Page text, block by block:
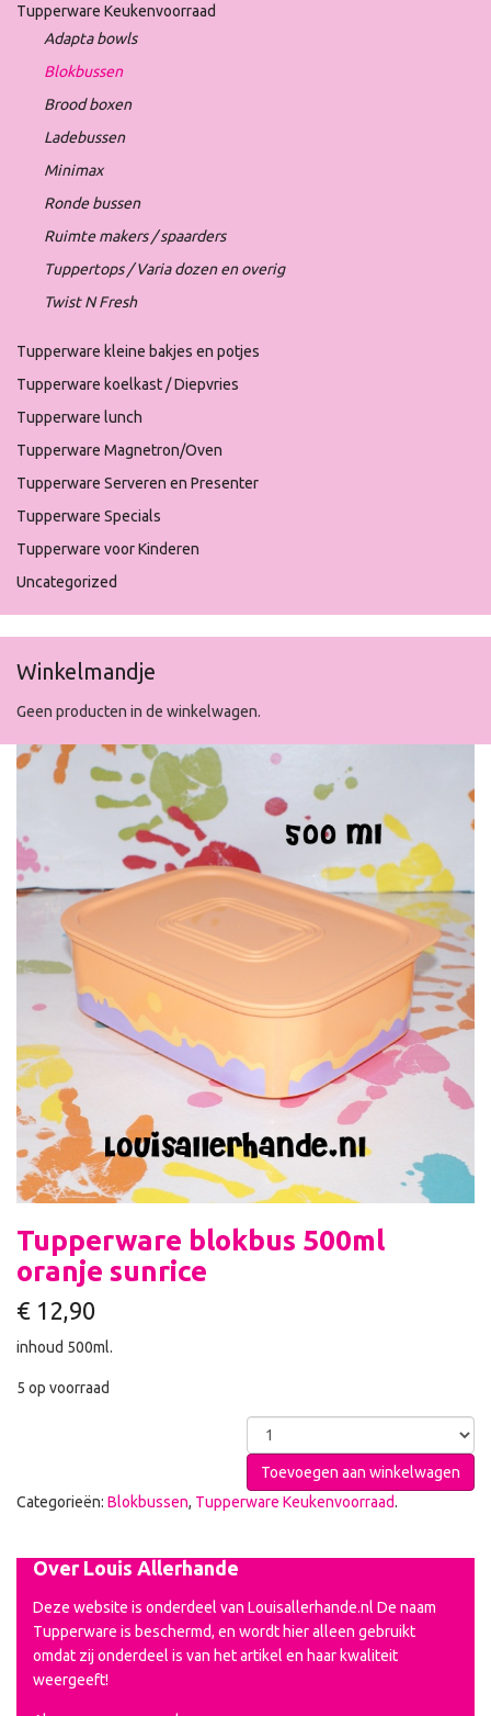
Tupperware Keukenvoorraad
Adapta bowls
Blokbussen
Brood boxen
Ladebussen
Minimax
Ronde bussen
Ruimte makers / spaarders
Tuppertops / Varia dozen en overig
Twist N Fresh
Tupperware kleine bakjes en potjes
Tupperware koelkast / Diepvries
Tupperware lunch
Tupperware Magnetron/Oven
Tupperware Serveren en Presenter
Tupperware Specials
Tupperware voor Kinderen
Uncategorized
Winkelmandje
Geen producten in de winkelwagen.
Tupperware blokbus 500ml
oranje sunrice
€ 12,90
inhoud 500ml.
5 op voorraad
Toevoegen aan winkelwagen
Categorieën: Blokbussen, Tupperware Keukenvoorraad.
Over Louis Allerhande
Deze website is onderdeel van Louisallerhande.nl De naam
Tupperware is beschermd, en wordt hier alleen gebruikt
omdat zij onderdeel is van het artikel en haar kwaliteit
weergeeft!